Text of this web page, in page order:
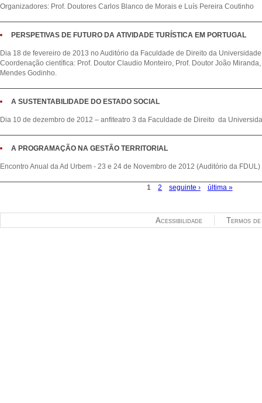
Organizadores: Prof. Doutores Carlos Blanco de Morais e Luís Pereira Coutinho
PERSPETIVAS DE FUTURO DA ATIVIDADE TURÍSTICA EM PORTUGAL
Dia 18 de fevereiro de 2013 no Auditório da Faculdade de Direito da
Coordenação científica: Prof. Doutor Claudio Monteiro, Prof. Doutor João
Mendes Godinho.
A SUSTENTABILIDADE DO ESTADO SOCIAL
Dia 10 de dezembro de 2012 – anfiteatro 3 da Faculdade de Direito da
A PROGRAMAÇÃO NA GESTÃO TERRITORIAL
Encontro Anual da Ad Urbem - 23 e 24 de Novembro de 2012 (Auditório da FDUL)
1 2 seguinte › última »
Termos
Acessibilidade